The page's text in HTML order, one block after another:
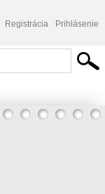
Registrácia Prihlásenie